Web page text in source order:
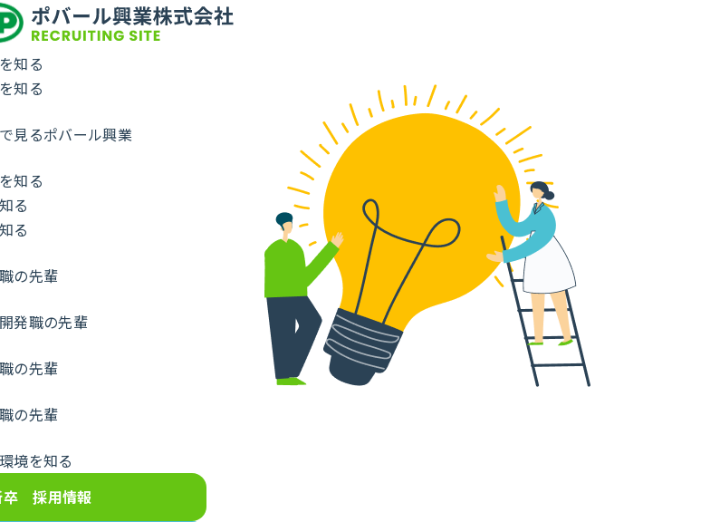
知る
知る
見るポバール興業
知る
る
る
の先輩
発職の先輩
の先輩
の先輩
境を知る
卒 採用情報